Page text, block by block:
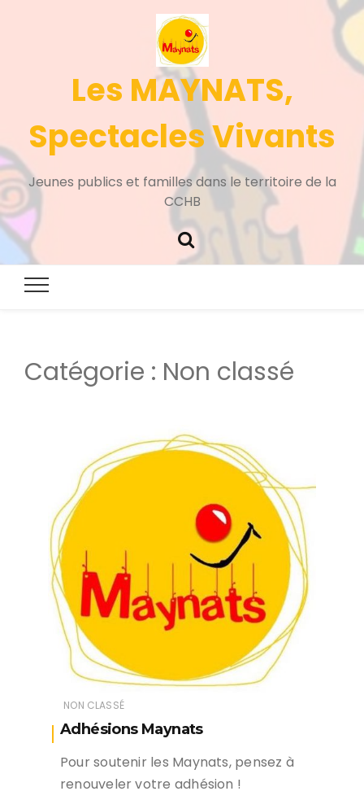
Les MAYNATS,
Spectacles Vivants
Jeunes publics et familles dans le territoire de la
CCHB
Catégorie : Non classé
NON CLASSÉ
Adhésions Maynats
Pour soutenir les Maynats, pensez à
renouveler votre adhésion !